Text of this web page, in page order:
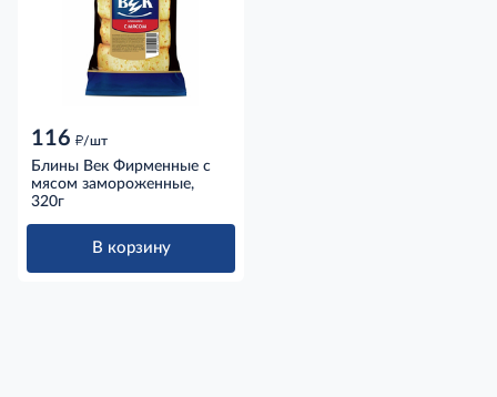
116 д/шт
Блины Век Фирменные с
мясом замороженные,
320г
В корзину